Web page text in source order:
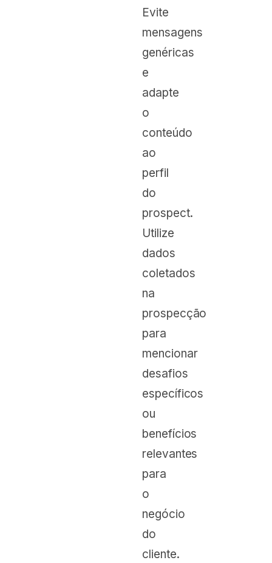
Evite
mensagens
genéricas
e
adapte
o
conteúdo
ao
perfil
do
prospect.
Utilize
dados
coletados
na
prospecção
para
mencionar
desafios
específicos
ou
benefícios
relevantes
para
o
negócio
do
cliente.